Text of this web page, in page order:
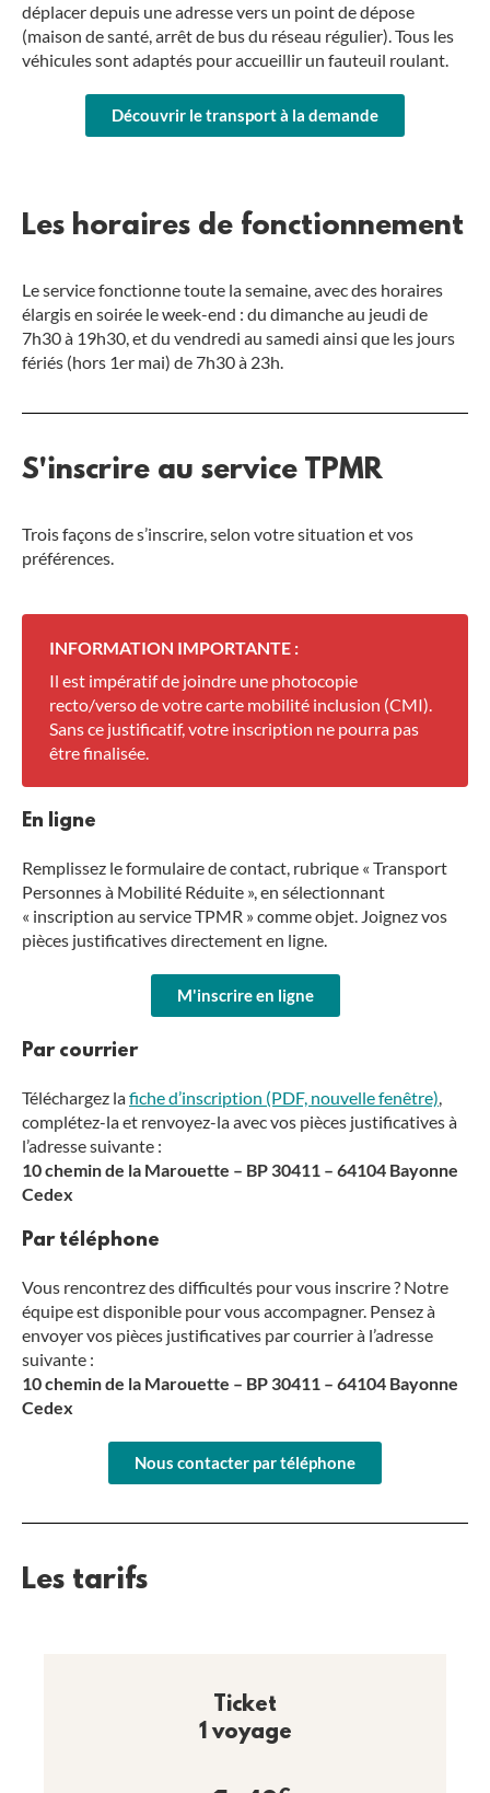
déplacer depuis une adresse vers un point de dépose
(maison de santé, arrêt de bus du réseau régulier). Tous les
véhicules sont adaptés pour accueillir un fauteuil roulant.
Découvrir le transport à la demande
Les horaires de fonctionnement
Le service fonctionne toute la semaine, avec des horaires
élargis en soirée le week-end : du dimanche au jeudi de
7h30 à 19h30, et du vendredi au samedi ainsi que les jours
fériés (hors 1er mai) de 7h30 à 23h.
S'inscrire au service TPMR
Trois façons de s’inscrire, selon votre situation et vos
préférences.
INFORMATION IMPORTANTE :
Il est impératif de joindre une photocopie
recto/verso de votre carte mobilité inclusion (CMI).
Sans ce justificatif, votre inscription ne pourra pas
être finalisée.
En ligne
Remplissez le formulaire de contact, rubrique « Transport
Personnes à Mobilité Réduite », en sélectionnant
« inscription au service TPMR » comme objet. Joignez vos
pièces justificatives directement en ligne.
M'inscrire en ligne
Par courrier
Téléchargez lafiche d’inscription (PDF, nouvelle fenêtre),
complétez-la et renvoyez-la avec vos pièces justificatives à
l’adresse suivante :
10 chemin de la Marouette – BP 30411 – 64104 Bayonne
Cedex
Par téléphone
Vous rencontrez des difficultés pour vous inscrire ? Notre
équipe est disponible pour vous accompagner. Pensez à
envoyer vos pièces justificatives par courrier à l’adresse
suivante :
10 chemin de la Marouette – BP 30411 – 64104 Bayonne
Cedex
Nous contacter par téléphone
Les tarifs
Ticket
1 voyage